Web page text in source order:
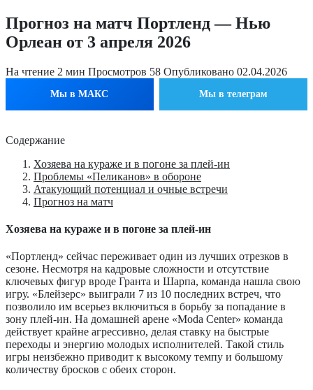
Прогноз на матч Портленд — Нью
Орлеан от 3 апреля 2026
На чтение 2 мин Просмотров 58 Опубликовано 02.04.2026
Мы в МАКС Мы в телеграм
Содержание
Хозяева на кураже и в погоне за плей-ин
Проблемы «Пеликанов» в обороне
Атакующий потенциал и очные встречи
Прогноз на матч
Хозяева на кураже и в погоне за плей-ин
«Портленд» сейчас переживает один из лучших отрезков в
сезоне. Несмотря на кадровые сложности и отсутствие
ключевых фигур вроде Гранта и Шарпа, команда нашла свою
игру. «Блейзерс» выиграли 7 из 10 последних встреч, что
позволило им всерьез включиться в борьбу за попадание в
зону плей-ин. На домашней арене «Moda Center» команда
действует крайне агрессивно, делая ставку на быстрые
переходы и энергию молодых исполнителей. Такой стиль
игры неизбежно приводит к высокому темпу и большому
количеству бросков с обеих сторон.